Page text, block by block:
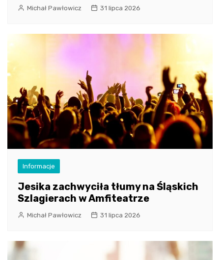
Michał Pawłowicz 31 lipca 2026
Informacje
Jesika zachwyciła tłumy na Śląskich
Szlagierach w Amfiteatrze
Michał Pawłowicz 31 lipca 2026